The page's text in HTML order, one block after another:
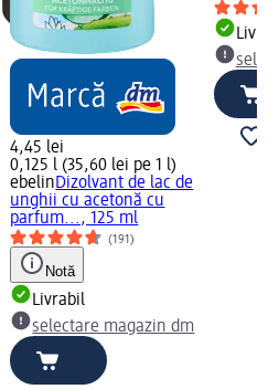
4,45 lei
0,125 l (35,60 lei pe 1 l)
ebelinDizolvant de lac de
unghii cu acetonă cu
parfum..., 125 ml
(191)
Notă
Livrabil
selectare magazin dm